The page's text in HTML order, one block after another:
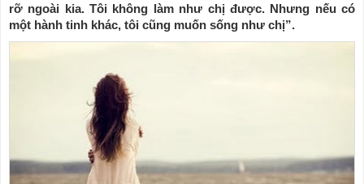
rỡ ngoài kia. Tôi không làm như chị được. Nhưng nếu có
một hành tinh khác, tôi cũng muốn sống như chị”.